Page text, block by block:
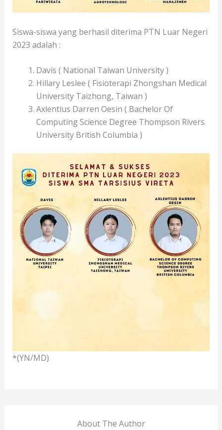
Siswa-siswa yang berhasil diterima PTN Luar Negeri
2023 adalah :
Davis ( National Taiwan University )
Hillary Leslee ( Fisioterapi Zhongshan Medical
University Taizhong, Taiwan )
Axlentius Darren Oesin ( Bachelor Of
Computing Science Degree Thompson Rivers
University British Columbia )
*(YN/MD)
About The Author